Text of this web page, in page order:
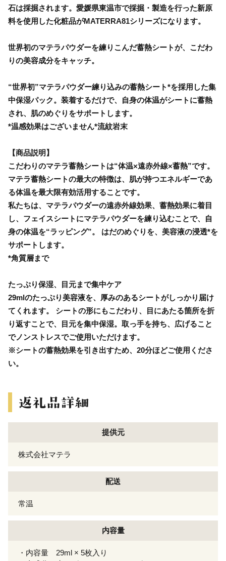
石は採掘されます。愛媛県東温市で採掘・製造を行った新原
料を使用した化粧品がMATERRA81シリーズになります。
世界初のマテラパウダーを練りこんだ蓄熱シートが、こだわ
りの美容成分をキャッチ。
“世界初”マテラパウダー練り込みの蓄熱シート*を採用した集
中保湿パック。装着するだけで、自身の体温がシートに蓄熱
され、肌のめぐりをサポートします。
*温感効果はございません*流紋岩末
【商品説明】
こだわりのマテラ蓄熱シートは“体温×遠赤外線×蓄熱”です。
マテラ蓄熱シートの最大の特徴は、肌が持つエネルギーであ
る体温を最大限有効活用することです。
私たちは、マテラパウダーの遠赤外線効果、蓄熱効果に着目
し、フェイスシートにマテラパウダーを練り込むことで、自
身の体温を“ラッピング”。 はだのめぐりを、美容液の浸透*を
サポートします。
*角質層まで
たっぷり保湿、目元まで集中ケア
29mlのたっぷり美容液を、厚みのあるシートがしっかり届け
てくれます。 シートの形にもこだわり、目にあたる箇所を折
り返すことで、目元を集中保湿。取っ手を持ち、広げること
でノンストレスでご使用いただけます。
※シートの蓄熱効果を引き出すため、20分ほどご使用くださ
い。
提供元
株式会社マテラ
配送
常温
内容量
・内容量 29ml × 5枚入り